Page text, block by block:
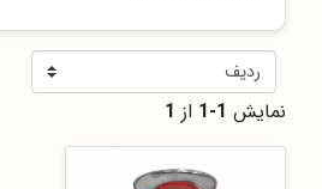
نمایش 1-1 از 1